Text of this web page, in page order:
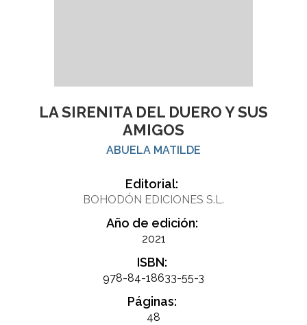
LA SIRENITA DEL DUERO Y SUS
AMIGOS
ABUELA MATILDE
Editorial:
BOHODÓN EDICIONES S.L.
Año de edición:
2021
ISBN:
978-84-18633-55-3
Páginas:
48